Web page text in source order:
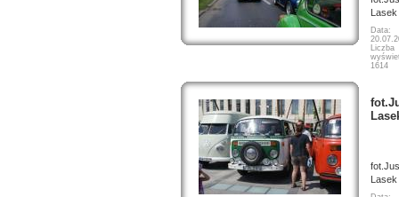
Lasek
Data:
Liczba
1614
Lasek